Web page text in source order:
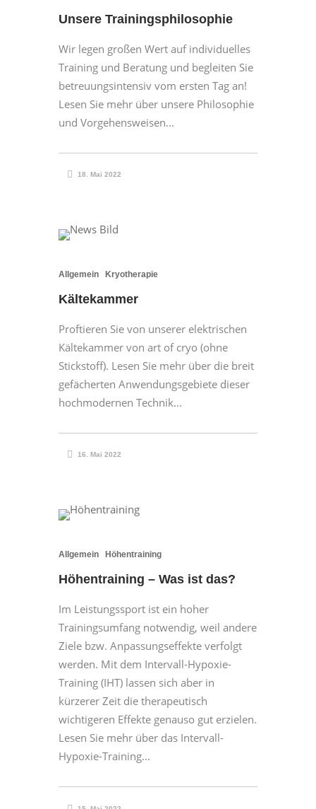
Unsere Trainingsphilosophie
Wir legen großen Wert auf individuelles
Training und Beratung und begleiten Sie
betreuungsintensiv vom ersten Tag an!
Lesen Sie mehr über unsere Philosophie
und Vorgehensweisen...
18. Mai 2022
Allgemein Kryotherapie
Kältekammer
Proftieren Sie von unserer elektrischen
Kältekammer von art of cryo (ohne
Stickstoff). Lesen Sie mehr über die breit
gefächerten Anwendungsgebiete dieser
hochmodernen Technik...
16. Mai 2022
Allgemein Höhentraining
Höhentraining – Was ist das?
Im Leistungssport ist ein hoher
Trainingsumfang notwendig, weil andere
Ziele bzw. Anpassungseffekte verfolgt
werden. Mit dem Intervall-Hypoxie-
Training (IHT) lassen sich aber in
kürzerer Zeit die therapeutisch
wichtigeren Effekte genauso gut erzielen.
Lesen Sie mehr über das Intervall-
Hypoxie-Training...